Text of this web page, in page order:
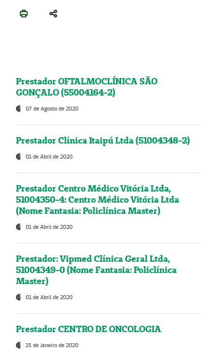
Prestador OFTALMOCLÍNICA SÃO
GONÇALO (55004164-2)
07 de Agosto de 2020
Prestador Clínica Itaipú Ltda (51004348-2)
01 de Abril de 2020
Prestador Centro Médico Vitória Ltda,
51004350-4: Centro Médico Vitória Ltda
(Nome Fantasia: Policlínica Master)
01 de Abril de 2020
Prestador: Vipmed Clínica Geral Ltda,
51004349-0 (Nome Fantasia: Policlínica
Master)
01 de Abril de 2020
Prestador CENTRO DE ONCOLOGIA
15 de Janeiro de 2020